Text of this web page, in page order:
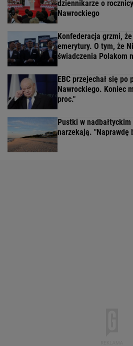
dziennikarze o
Nawrockiego
Konfederacja grzmi,
emerytury. O tym, że
świadczenia Polakom
EBC przejechał się
Nawrockiego. Koniec
proc."
Pustki w
narzekają. "Naprawdę